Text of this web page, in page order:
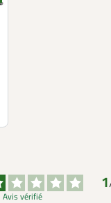
1
Avis vérifié